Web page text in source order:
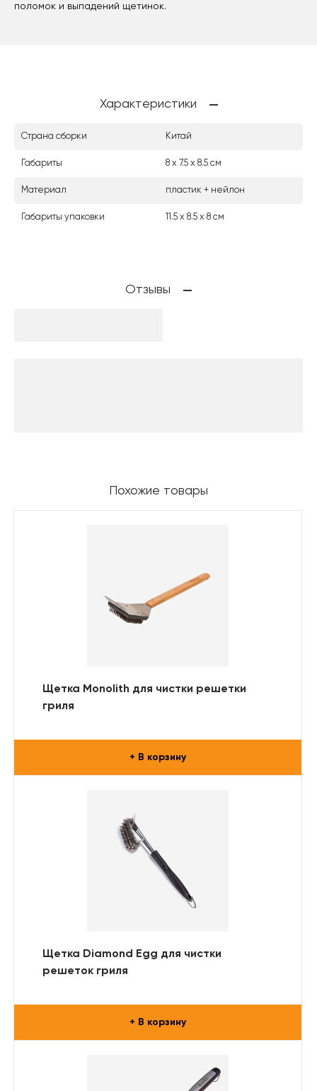
поломок и выпадений щетинок.
Характеристики
Страна сборки Китай
Габариты 8 х 7.5 х 8.5 см
Материал пластик + нейлон
Габариты упаковки 11.5 х 8.5 х 8 см
Отзывы
Похожие товары
Щетка Monolith для чистки решетки
гриля
+ В корзину
Щетка Diamond Egg для чистки
решеток гриля
+ В корзину